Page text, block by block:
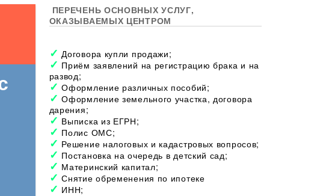
ПЕРЕЧЕНЬ ОСНОВНЫХ УСЛУГ,
ОКАЗЫВАЕМЫХ ЦЕНТРОМ
Договора купли продажи;
Приём заявлений на регистрацию брака и на
развод;
Оформление различных пособий;
Оформление земельного участка, договора
дарения;
Выписка из ЕГРН;
Полис ОМС;
Решение налоговых и кадастровых вопросов;
Постановка на очередь в детский сад;
Материнский капитал;
Снятие обременения по ипотеке
ИНН;